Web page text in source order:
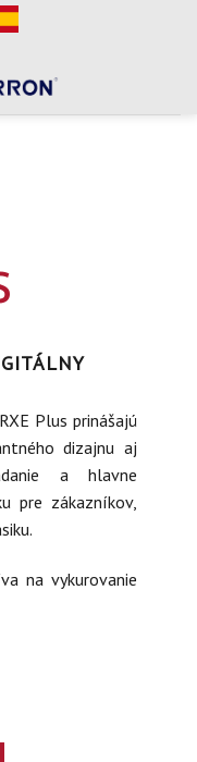
Plus prinášajú
dizajnu aj
a hlavne
pre zákazníkov,
na vykurovanie